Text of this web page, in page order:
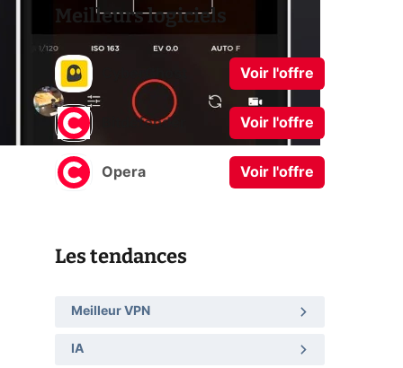
Meilleurs logiciels
Voir l'offre
Bitdefender Voir l'offre
Opera Voir l'offre
Les tendances
Meilleur VPN
IA